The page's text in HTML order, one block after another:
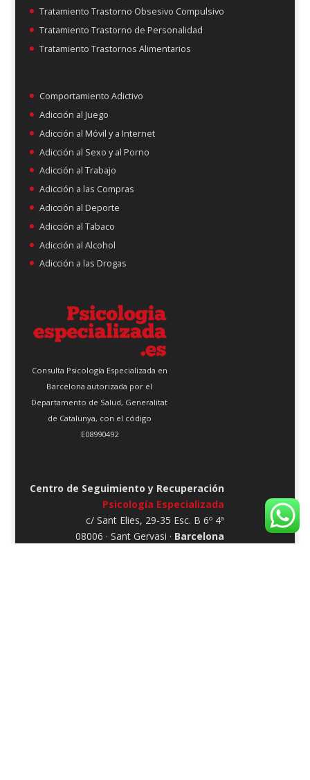
Tratamiento Trastorno Obsesivo Compulsivo
Tratamiento Trastorno de Personalidad
Tratamiento Trastornos Alimentarios
Comportamiento Adictivo
Adicción al Juego
Adicción al Móvil y a Internet
Adicción al Sexo y al Porno
Adicción al Trabajo
Adicción a las Compras
Adicción al Deporte
Adicción al Tabaco
Adicción al Alcohol
Adicción a las Drogas
Consulta Psicología Especializada en
Barcelona autorizada por el
Departamento de Salud, Generalitat
de Catalunya, con el código
E08990492
Centro de Seguimiento y Recuperación
Psicología Especializada
c/ Sant Elies, 29-35 Esc. B 6º 4ª
08006 · Sant Gervasi · Barcelona